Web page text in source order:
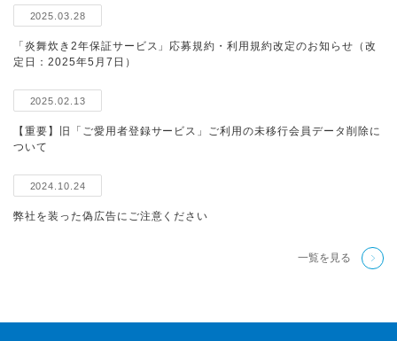
2025.03.28
「炎舞炊き2年保証サービス」応募規約・利用規約改定のお知らせ（改
定日：2025年5月7日）
2025.02.13
【重要】旧「ご愛用者登録サービス」ご利用の未移行会員データ削除に
ついて
2024.10.24
弊社を装った偽広告にご注意ください
一覧を見る